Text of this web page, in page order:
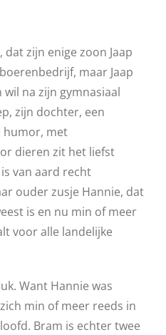
dat zijn enige zoon Jaap
maar Jaap
na zijn gymnasiaal
zijn dochter, een
humor, met
dieren zit het liefst
van aard recht
ouder zusje Hannie, dat
is en nu min of meer
voor alle landelijke
Want Hannie was
min of meer reeds in
Bram is echter twee